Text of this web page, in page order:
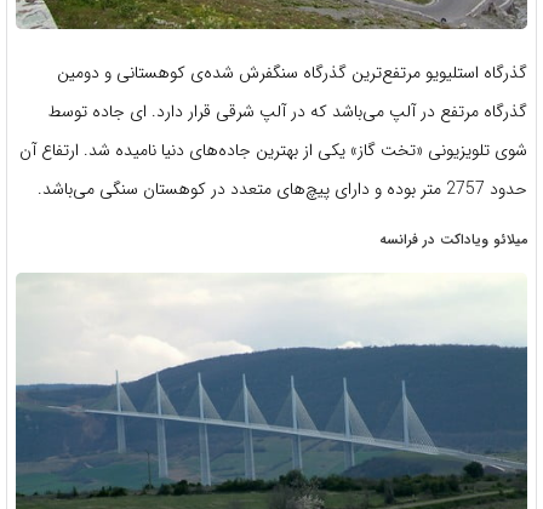
گذرگاه استلیویو مرتفع‌ترین گذرگاه سنگفرش شده‌ی کوهستانی و دومین
گذرگاه مرتفع در آلپ می‌باشد که در آلپ شرقی قرار دارد. ای جاده توسط
شوی تلویزیونی «تخت گاز» یکی از بهترین جاده‌های دنیا نامیده شد. ارتفاع آن
حدود 2757 متر بوده و دارای پیچ‌های متعدد در کوهستان سنگی می‌باشد.
میلائو ویاداکت در فرانسه